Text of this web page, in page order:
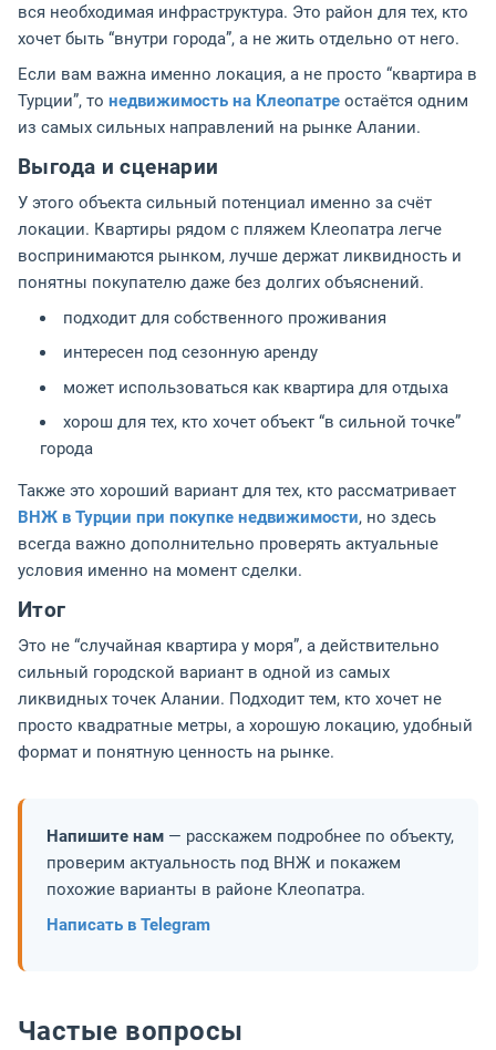
вся необходимая инфраструктура. Это район для тех, кто
хочет быть “внутри города”, а не жить отдельно от него.
Если вам важна именно локация, а не просто “квартира в
Турции”, то недвижимость на Клеопатре остаётся одним
из самых сильных направлений на рынке Алании.
Выгода и сценарии
У этого объекта сильный потенциал именно за счёт
локации. Квартиры рядом с пляжем Клеопатра легче
воспринимаются рынком, лучше держат ликвидность и
понятны покупателю даже без долгих объяснений.
подходит для собственного проживания
интересен под сезонную аренду
может использоваться как квартира для отдыха
хорош для тех, кто хочет объект “в сильной точке”
города
Также это хороший вариант для тех, кто рассматривает
ВНЖ в Турции при покупке недвижимости, но здесь
всегда важно дополнительно проверять актуальные
условия именно на момент сделки.
Итог
Это не “случайная квартира у моря”, а действительно
сильный городской вариант в одной из самых
ликвидных точек Алании. Подходит тем, кто хочет не
просто квадратные метры, а хорошую локацию, удобный
формат и понятную ценность на рынке.
Напишите нам — расскажем подробнее по объекту,
проверим актуальность под ВНЖ и покажем
похожие варианты в районе Клеопатра.
Написать в Telegram
Частые вопросы